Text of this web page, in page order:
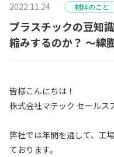
2022.11.24 材料のこと
プラスチックの豆知
縮みするのか？ ～線
皆様こんにちは！
株式会社マテック セールス
弊社では年間を通して、工
ております。